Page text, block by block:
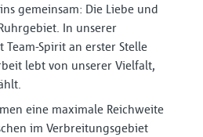
gemeinsam: Die Liebe und
In unserer
Spirit an erster Stelle
lebt von unserer Vielfalt,
eine maximale Reichweite
im Verbreitungsgebiet